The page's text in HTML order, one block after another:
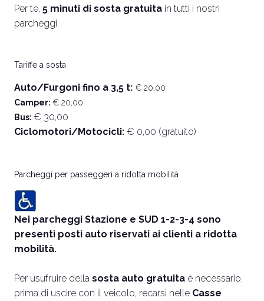
Per te, 5 minuti di sosta gratuita in tutti i nostri
parcheggi.
Tariffe a sosta
Auto/Furgoni fino a 3,5 t: € 20,00
Camper: € 20,00
Bus: € 30,00
Ciclomotori/Motocicli: € 0,00 (gratuito)
Parcheggi per passeggeri a ridotta mobilità
Nei parcheggi Stazione e SUD 1-2-3-4 sono
presenti posti auto riservati ai clienti a ridotta
mobilità.
Per usufruire della sosta auto gratuita è necessario,
prima di uscire con il veicolo, recarsi nelle Casse